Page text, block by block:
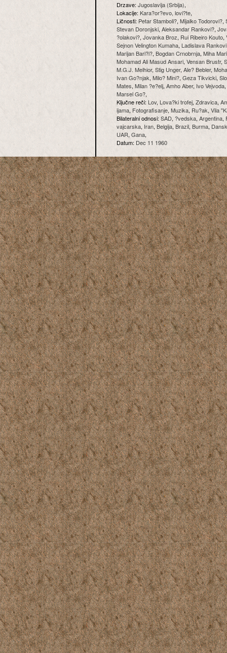
Drzave:Jugoslavija (Srbija),
Lokacije:Kara?or?evo, lovi?te,
Ličnosti: Petar Stamboli?, Mijalko Todorovi?,
Stevan Doronjski, Aleksandar Rankovi?,
?olakovi?, Jovanka Broz, Rui Ribeiro Kouto,
Sejnon Velington Kumaha, Ladislava
Marijan Bari?i?, Bogdan Crnobrnja, Miha
Mohamad Ali Masud Ansari, Vensan Brustr,
M.G.J. Melhior, Stig Unger, Ale? Bebler,
Ivan Go?njak, Milo? Mini?, Geza Tikvicki,
Mates, Milan ?e?elj, Amho Aber, Ivo Vejvoda,
Marsel Go?,
Ključne reči: Lov, Lova?ki trofej, Zdravica,
ijama, Fotografisanje, Muzika, Ru?ak, Vila
Bilateralni odnosi:SAD, ?vedska, Argentina,
vajcarska, Iran, Belgija, Brazil, Burma,
UAR, Gana,
Datum: Dec 11 1960